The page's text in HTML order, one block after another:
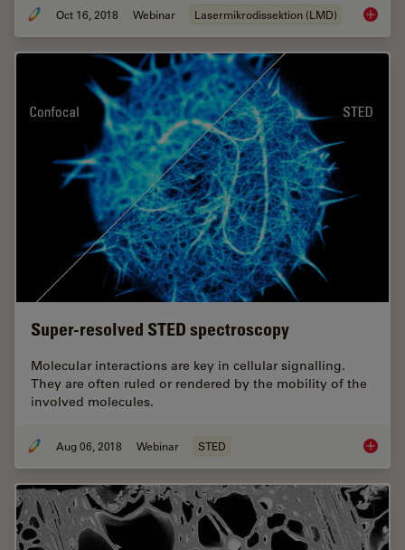
Oct 16, 2018 Webinar Lasermikrodissektion (LMD) Live
Super-resolved STED spectroscopy
Molecular interactions are key in cellular signalling.
They are often ruled or rendered by the mobility of the
involved molecules.
Aug 06, 2018 Webinar STED Super-